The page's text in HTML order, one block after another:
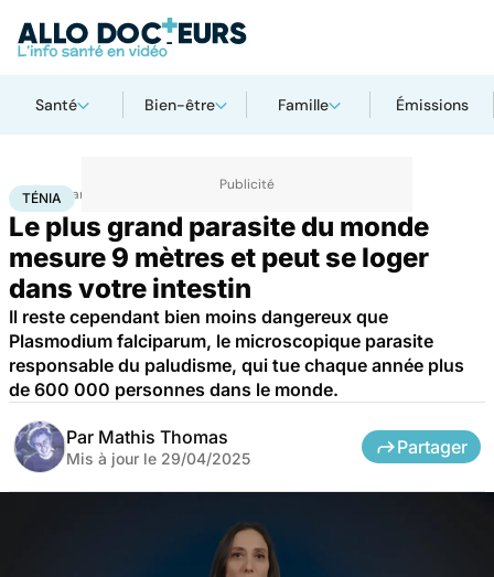
Santé Bien-être Famille Émissions
Accueil Santé
TÉNIA
Le plus grand parasite du monde
mesure 9 mètres et peut se loger
dans votre intestin
Il reste cependant bien moins dangereux que
Plasmodium falciparum, le microscopique parasite
responsable du paludisme, qui tue chaque année plus
de 600 000 personnes dans le monde.
Par Mathis Thomas
Mis à jour le 29/04/2025
Partager